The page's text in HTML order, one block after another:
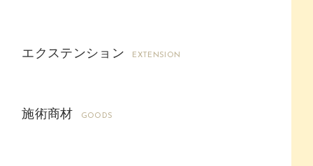
エクステンション EXTENSION
施術商材 GOODS